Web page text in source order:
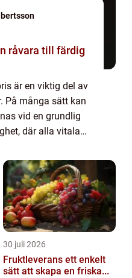
är en viktig del av
På många sätt kan
vid en grundlig
där alla vitala
30 juli 2026
Fruktleverans ett enkelt
sätt att skapa en friska...